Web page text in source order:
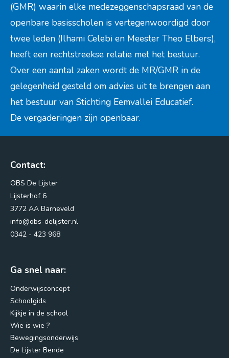
Lijsterhof 6
3772 AA Barneveld
info@obs-delijster.nl
0342 - 423 968
(GMR) waarin elke medezeggenschapsraad van de
openbare basisscholen is vertegenwoordigd door
twee leden (Ilhami Celebi en Meester Theo Elbers),
heeft een rechtstreekse relatie met het bestuur.
Over een aantal zaken wordt de MR/GMR in de
gelegenheid gesteld om advies uit te brengen aan
het bestuur van Stichting Eemvallei Educatief.
De vergaderingen zijn openbaar.
Contact:
OBS De Lijster
Lijsterhof 6
3772 AA Barneveld
info@obs-delijster.nl
0342 - 423 968
Ga snel naar:
Onderwijsconcept
Schoolgids
Kijkje in de school
Wie is wie ?
Bewegingsonderwijs
De Lijster Bende